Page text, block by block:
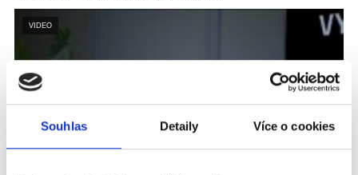
Souhlas Detaily Více o cookies
VIDEO